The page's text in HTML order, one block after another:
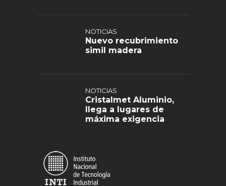
NOTICIAS
Nuevo recubrimiento
simil madera
NOTICIAS
Cristalmet Aluminio,
llega a lugares de
máxima exigencia